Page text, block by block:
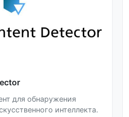
для обнаружения
интеллекта.